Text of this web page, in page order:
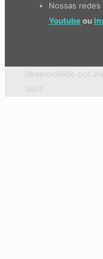
Nossas redes
Youtubeou
Desenvolvido por
3607